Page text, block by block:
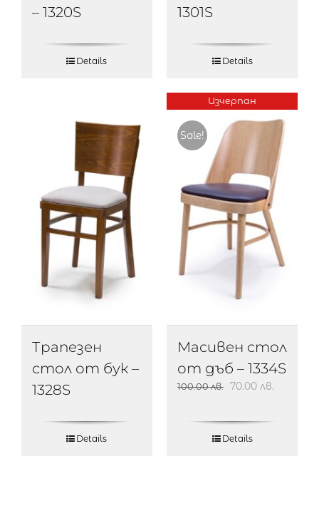
– 1320S
Details
1301S
Details
Трапезен
стол от бук –
1328S
Details
Изчерпан
Sale!
Масивен стол
от дъб – 1334S
100.00лв. 70.00 лв.
Details